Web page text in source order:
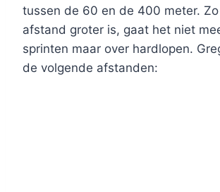
tussen de 60 en de 400 meter.
afstand groter is, gaat het niet
sprinten maar over hardlopen.
de volgende afstanden: